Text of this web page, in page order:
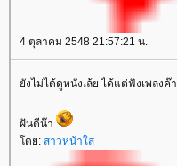
4 ตุลาคม 2548 21:57:21 น.
ังไม่ได้ดูหนังเล้ย ได้แต่ฟังเพลงค๊า
ฝันดีน๊า
ดย: สาวหน้าใส